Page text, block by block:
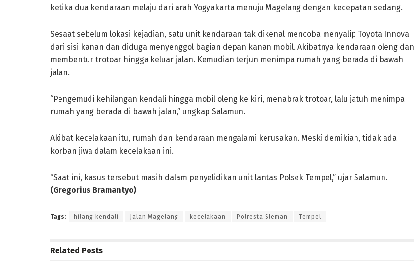
ketika dua kendaraan melaju dari arah Yogyakarta menuju Magelang dengan kecepatan sedang.
Sesaat sebelum lokasi kejadian, satu unit kendaraan tak dikenal mencoba menyalip Toyota Innova
dari sisi kanan dan diduga menyenggol bagian depan kanan mobil. Akibatnya kendaraan oleng dan
membentur trotoar hingga keluar jalan. Kemudian terjun menimpa rumah yang berada di bawah
jalan.
“Pengemudi kehilangan kendali hingga mobil oleng ke kiri, menabrak trotoar, lalu jatuh menimpa
rumah yang berada di bawah jalan,” ungkap Salamun.
Akibat kecelakaan itu, rumah dan kendaraan mengalami kerusakan. Meski demikian, tidak ada
korban jiwa dalam kecelakaan ini.
“Saat ini, kasus tersebut masih dalam penyelidikan unit lantas Polsek Tempel,” ujar Salamun.
(Gregorius Bramantyo)
Tags: hilang kendali Jalan Magelang kecelakaan Polresta Sleman Tempel
Related Posts